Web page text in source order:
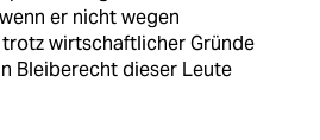
er nicht wegen
wirtschaftlicher Gründe
Bleiberecht dieser Leute